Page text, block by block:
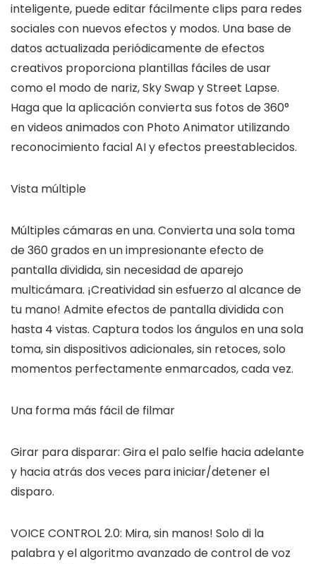
inteligente, puede editar fácilmente clips para redes
sociales con nuevos efectos y modos. Una base de
datos actualizada periódicamente de efectos
creativos proporciona plantillas fáciles de usar
como el modo de nariz, Sky Swap y Street Lapse.
Haga que la aplicación convierta sus fotos de 360°
en videos animados con Photo Animator utilizando
reconocimiento facial AI y efectos preestablecidos.
Vista múltiple
Múltiples cámaras en una. Convierta una sola toma
de 360 grados en un impresionante efecto de
pantalla dividida, sin necesidad de aparejo
multicámara. ¡Creatividad sin esfuerzo al alcance de
tu mano! Admite efectos de pantalla dividida con
hasta 4 vistas. Captura todos los ángulos en una sola
toma, sin dispositivos adicionales, sin retoces, solo
momentos perfectamente enmarcados, cada vez.
Una forma más fácil de filmar
Girar para disparar: Gira el palo selfie hacia adelante
y hacia atrás dos veces para iniciar/detener el
disparo.
VOICE CONTROL 2.0: Mira, sin manos! Solo di la
palabra y el algoritmo avanzado de control de voz